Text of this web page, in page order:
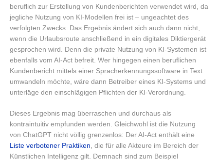
beruflich zur Erstellung von Kundenberichten verwendet wird, da
jegliche Nutzung von KI-Modellen frei ist – ungeachtet des
verfolgten Zwecks. Das Ergebnis ändert sich auch dann nicht,
wenn die Urlaubsroute anschließend in ein digitales Diktiergerät
gesprochen wird. Denn die private Nutzung von KI-Systemen ist
ebenfalls vom AI-Act befreit. Wer hingegen einen beruflichen
Kundenbericht mittels einer Spracherkennungssoftware in Text
umwandeln möchte, wäre dann Betreiber eines KI-Systems und
unterläge den einschlägigen Pflichten der KI-Verordnung.
Dieses Ergebnis mag überraschen und durchaus als
kontraintuitiv empfunden werden. Gleichwohl ist die Nutzung
von ChatGPT nicht völlig grenzenlos: Der AI-Act enthält eine
Liste verbotener Praktiken, die für alle Akteure im Bereich der
Künstlichen Intelligenz gilt. Demnach sind zum Beispiel